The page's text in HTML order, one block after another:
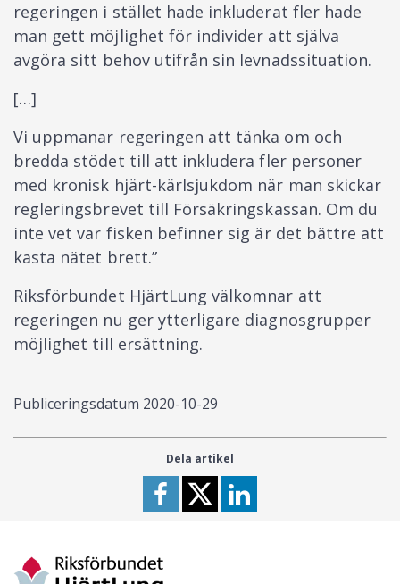
regeringen i stället hade inkluderat fler hade
man gett möjlighet för individer att själva
avgöra sitt behov utifrån sin levnadssituation.
[…]
Vi uppmanar regeringen att tänka om och
bredda stödet till att inkludera fler personer
med kronisk hjärt-kärlsjukdom när man skickar
regleringsbrevet till Försäkringskassan. Om du
inte vet var fisken befinner sig är det bättre att
kasta nätet brett.”
Riksförbundet HjärtLung välkomnar att
regeringen nu ger ytterligare diagnosgrupper
möjlighet till ersättning.
Publiceringsdatum 2020-10-29
Dela artikel